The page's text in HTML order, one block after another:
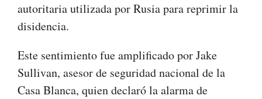
autoritaria utilizada por Rusia para reprimir la
disidencia.
Este sentimiento fue amplificado por Jake
Sullivan, asesor de seguridad nacional de la
Casa Blanca, quien declaró la alarma de